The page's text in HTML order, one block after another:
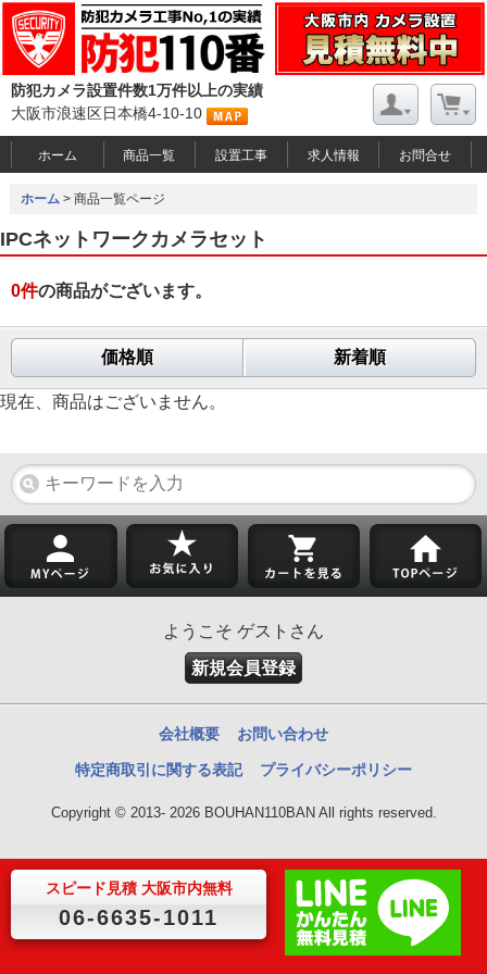
防犯カメラ設置件数1万件以上の実績
大阪市浪速区日本橋4-10-10
ホーム 商品一覧 設置工事 求人情報 お問合せ
ホーム> 商品一覧ページ
IPCネットワークカメラセット
0件の商品がございます。
価格順 新着順
現在、商品はございません。
ようこそ ゲストさん
新規会員登録
会社概要 お問い合わせ
特定商取引に関する表記 プライバシーポリシー
Copyright © 2013- 2026 BOUHAN110BAN All rights reserved.
スピード見積 大阪市内無料
06-6635-1011